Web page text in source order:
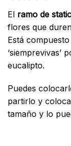
El ramo de
flores que
Está
‘siemprevivas’
eucalipto.
Puedes
partirlo y
tamaño y lo